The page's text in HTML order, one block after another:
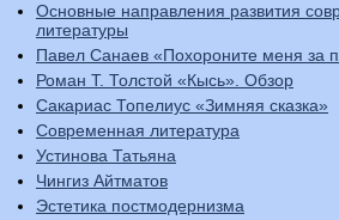
Основные направления развития
литературы
Павел Санаев «Похороните меня за
Роман Т. Толстой «Кысь». Обзор
Сакариас Топелиус «Зимняя сказка»
Современная литература
Устинова Татьяна
Чингиз Айтматов
Эстетика постмодернизма